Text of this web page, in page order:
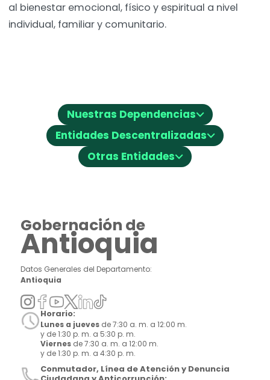
al bienestar emocional, físico y espiritual a nivel
individual, familiar y comunitario.
Nuestras Dependencias⌵
Entidades Descentralizadas⌵
Otras Entidades⌵
Gobernación de
Antioquia
Datos Generales del Departamento:
Antioquia
Horario:
Lunes a jueves de 7:30 a. m. a 12:00 m.
y de 1:30 p. m. a 5:30 p. m.
Viernes de 7:30 a. m. a 12:00 m.
y de 1:30 p. m. a 4:30 p. m.
Conmutador, Línea de Atención y Denuncia